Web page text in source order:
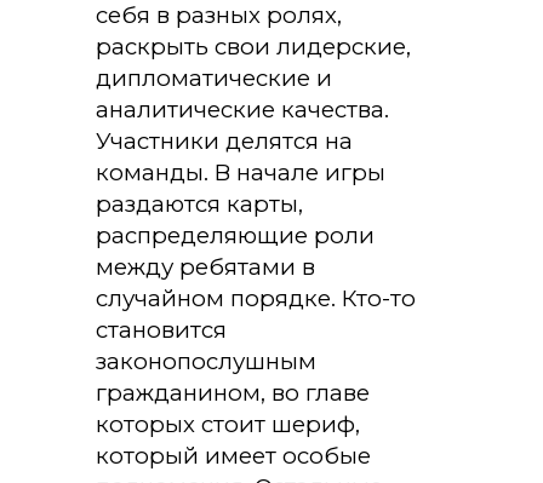
себя в разных ролях,
раскрыть свои лидерские,
дипломатические и
аналитические качества.
Участники делятся на
команды. В начале игры
раздаются карты,
распределяющие роли
между ребятами в
случайном порядке. Кто-то
становится
законопослушным
гражданином, во главе
которых стоит шериф,
который имеет особые